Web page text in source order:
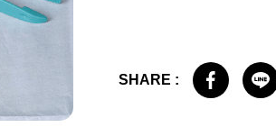
SHARE :